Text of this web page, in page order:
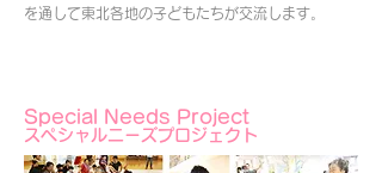
を通して東北各地の子どもたちが交流します。
Special Needs Project
スペシャルニーズプロジェクト